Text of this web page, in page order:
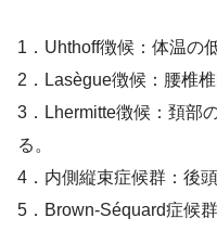
1．Uhthoff徴候：体温の
2．Lasègue徴候：腰椎
3．Lhermitte徴候：頚部
る。
4．内側縦束症候群：後
5．Brown-Séquard症候